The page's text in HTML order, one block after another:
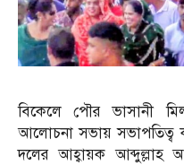
বিকেলে পৌর ভাসানী
আলোচনা সভায় সভাপতিত্ব
দলের আহ্বায়ক আব্দুল্লাহ